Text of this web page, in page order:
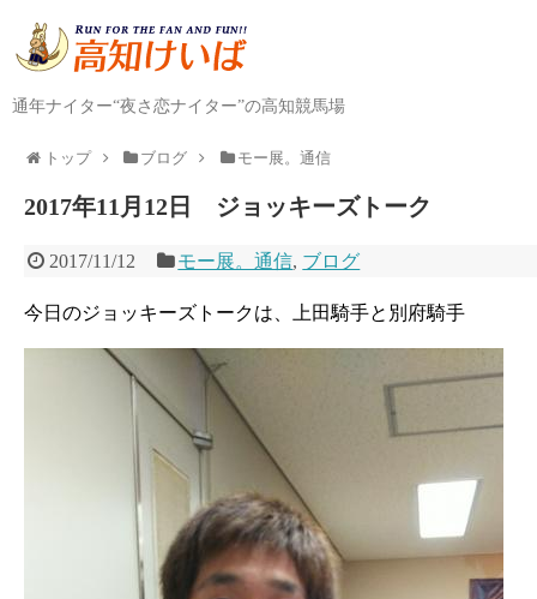
通年ナイター“夜さ恋ナイター”の高知競馬場
トップ ブログ モー展。通信
2017年11月12日 ジョッキーズトーク
2017/11/12 モー展。通信, ブログ
今日のジョッキーズトークは、上田騎手と別府騎手